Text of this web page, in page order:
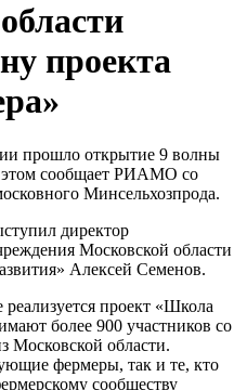
проекта
прошло открытие 9 волны
этом сообщает РИАМО со
Минсельхозпрода.
директор
Московской области
Алексей Семенов.
проект «Школа
более 900 участников со
Московской области.
фермеры, так и те, кто
сообществу